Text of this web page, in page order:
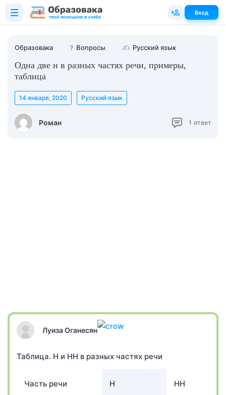
Образовака ❓ Вопросы ✍ Русский язык
Одна две н в разных частях речи, примеры,
таблица
Роман
14 января, 2020 Русский язык
1 ответ
Луиза Оганесян
Таблица. Н и НН в разных частях речи
Часть речи Н НН
Вход